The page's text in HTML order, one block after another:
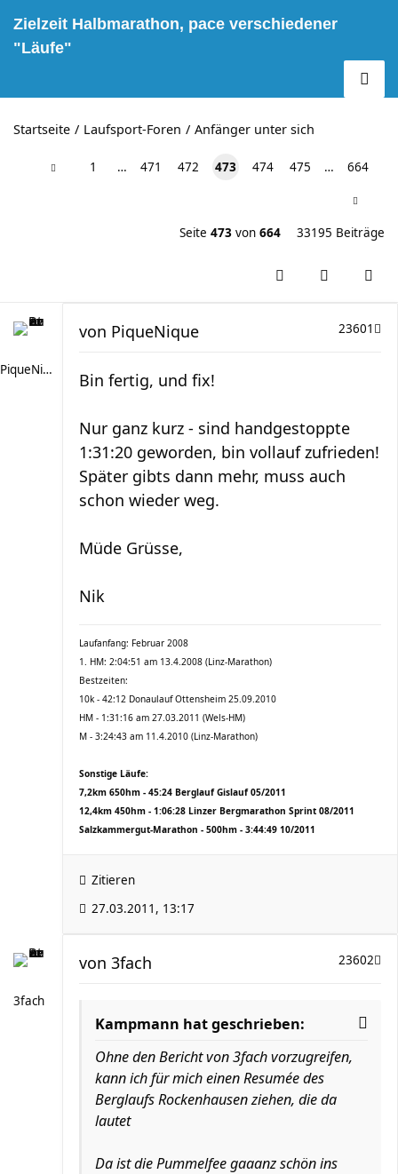
Zielzeit Halbmarathon, pace verschiedener
"Läufe"
Startseite Laufsport-Foren Anfänger unter sich
1 … 471 472 473 474 475 … 664
Seite 473 von 664 33195 Beiträge
PiqueNique
23601
von PiqueNique
Bin fertig, und fix!
Nur ganz kurz - sind handgestoppte
1:31:20 geworden, bin vollauf zufrieden!
Später gibts dann mehr, muss auch
schon wieder weg.
Müde Grüsse,
Nik
Laufanfang: Februar 2008
1. HM: 2:04:51 am 13.4.2008 (Linz-Marathon)
Bestzeiten:
10k - 42:12 Donaulauf Ottensheim 25.09.2010
HM - 1:31:16 am 27.03.2011 (Wels-HM)
M - 3:24:43 am 11.4.2010 (Linz-Marathon)
Sonstige Läufe:
7,2km 650hm - 45:24 Berglauf Gislauf 05/2011
12,4km 450hm - 1:06:28 Linzer Bergmarathon Sprint 08/2011
Salzkammergut-Marathon - 500hm - 3:44:49 10/2011
Zitieren
27.03.2011, 13:17
3fach
23602
von 3fach
Kampmann hat geschrieben:
Ohne den Bericht von 3fach vorzugreifen,
kann ich für mich einen Resumée des
Berglaufs Rockenhausen ziehen, die da
lautet
Da ist die Pummelfee gaaanz schön ins